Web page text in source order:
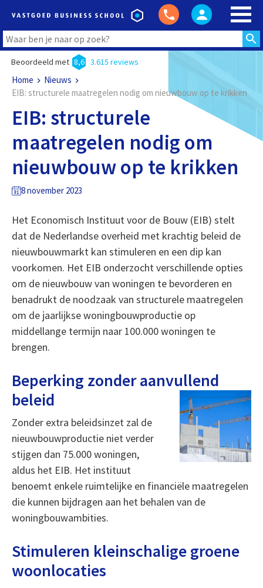
Beoordeeld met 8,6 3.615 reviews
Home
Nieuws
EIB: structurele maatregelen nodig om nieuwbouw op te krikken
EIB: structurele
maatregelen nodig om
nieuwbouw op te krikken
8 november 2023
Het Economisch Instituut voor de Bouw (EIB) stelt
dat de Nederlandse overheid met krachtig beleid de
nieuwbouwmarkt kan stimuleren en een dip kan
voorkomen. Het EIB onderzocht verschillende opties
om de nieuwbouw van woningen te bevorderen en
benadrukt de noodzaak van structurele maatregelen
om de jaarlijkse woningbouwproductie op
middellange termijn naar 100.000 woningen te
brengen.
Beperking zonder aanvullend
beleid
Zonder extra beleidsinzet zal de
nieuwbouwproductie niet verder
stijgen dan 75.000 woningen,
aldus het EIB. Het instituut
benoemt enkele ruimtelijke en financiële maatregelen
die kunnen bijdragen aan het behalen van de
woningbouwambities.
Stimuleren kleinschalige groene
woonlocaties